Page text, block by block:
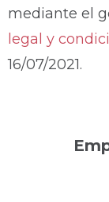
mediante el
legal y
16/07/2021.